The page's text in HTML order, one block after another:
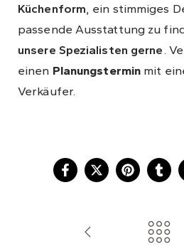
Küchenform , ein stimmiges
passende Ausstattung zu
unsere Spezialisten gerne .
einen Planungstermin mit
Verkäufer.